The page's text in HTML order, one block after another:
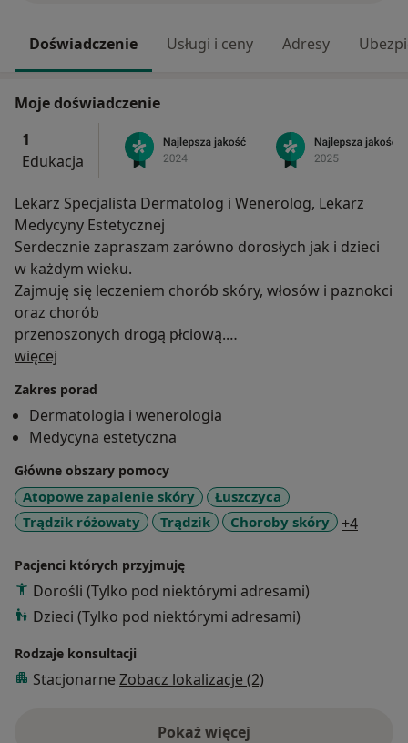
Doświadczenie Usługi i ceny Adresy
Moje doświadczenie
1
Edukacja
Lekarz Specjalista Dermatolog i Wenerolog, Lekarz
Medycyny Estetycznej
Serdecznie zapraszam zarówno dorosłych jak i dzieci
w każdym wieku.
Zajmuję się leczeniem chorób skóry, włosów i paznokci
oraz chorób
przenoszonych drogą płciową.
Każdego pacjenta traktuję z szacunkiem i
indywidualnie i wnikliwie do każdego problemu z
którym się do mnie
zgłasza.
Dyplom lekarza medycyny uzyskałam w roku 2004 na
Wydziale
Lekarskim Uniwersytetu Medycznego w Poznaniu.
W latach 2006-2012 zdobywałam doświadczenie
Chorób Skóry w Szpitalu Wojewódzkim w Poznaniu,
gdzie pod opieką
Pana Profesora Zygmunta Adamskiego odbyłam staż
roku 2012 uzyskałam tytuł lekarza Specjalisty
Dermatologa i
Już od 2010 roku praktykowałam jako lekarz
więcej
Zakres porad
Dermatologia i wenerologia
Medycyna estetyczna
Główne obszary pomocy
Atopowe zapalenie skóry
Łuszczyca
Trądzik różowaty
Trądzik Choroby skóry +4
Pacjenci których przyjmuję
Dorośli (Tylko pod niektórymi adresami)
Dzieci (Tylko pod niektórymi adresami)
Rodzaje konsultacji
Stacjonarne Zobacz lokalizacje (2)
Pokaż więcej